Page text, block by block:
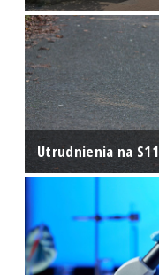
Utrudnienia na S11